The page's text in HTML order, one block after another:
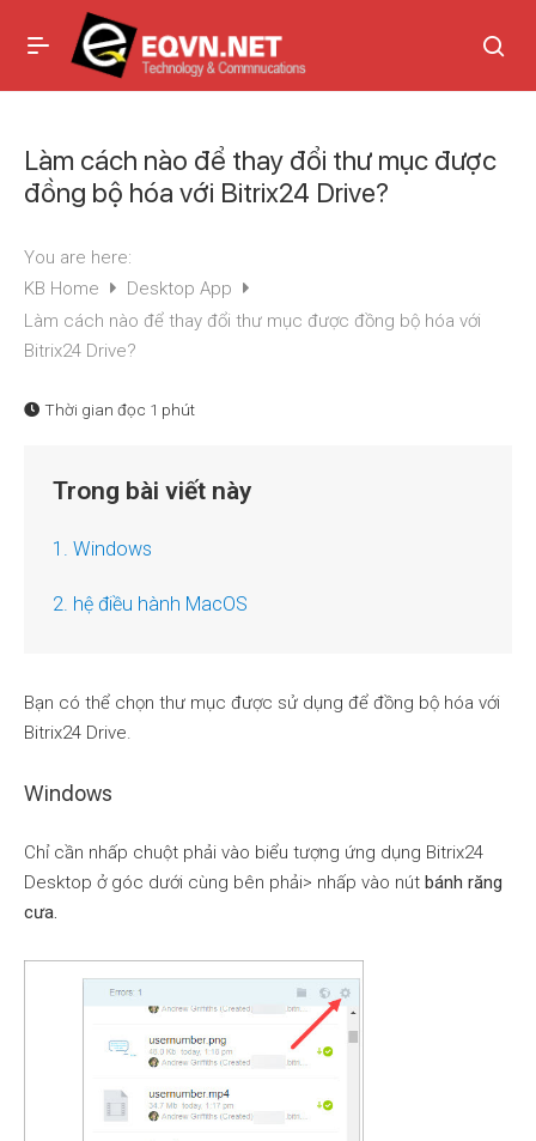
Làm cách nào để thay đổi thư mục được
đồng bộ hóa với Bitrix24 Drive?
You are here:
KB Home
Desktop App
Làm cách nào để thay đổi thư mục được đồng bộ hóa với
Bitrix24 Drive?
Thời gian đọc 1 phút
Trong bài viết này
1. Windows
2. hệ điều hành MacOS
Bạn có thể chọn thư mục được sử dụng để đồng bộ hóa với
Bitrix24 Drive.
Windows
Chỉ cần nhấp chuột phải vào biểu tượng ứng dụng Bitrix24
Desktop ở góc dưới cùng bên phải> nhấp vào nút bánh răng
cưa.